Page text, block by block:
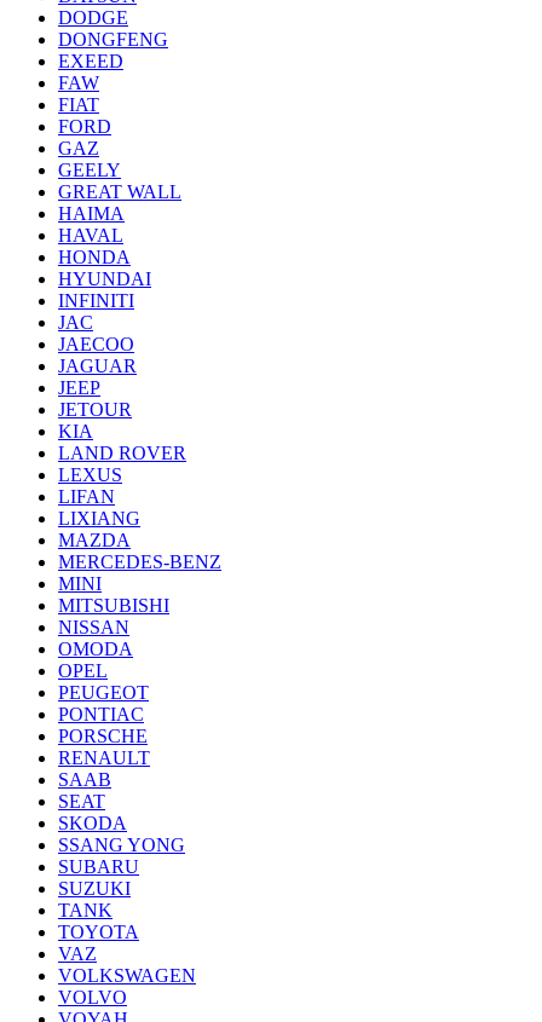
DODGE
DONGFENG
EXEED
FAW
FIAT
FORD
GAZ
GEELY
GREAT WALL
HAIMA
HAVAL
HONDA
HYUNDAI
INFINITI
JAC
JAECOO
JAGUAR
JEEP
JETOUR
KIA
LAND ROVER
LEXUS
LIFAN
LIXIANG
MAZDA
MERCEDES-BENZ
MINI
MITSUBISHI
NISSAN
OMODA
OPEL
PEUGEOT
PONTIAC
PORSCHE
RENAULT
SAAB
SEAT
SKODA
SSANG YONG
SUBARU
SUZUKI
TANK
TOYOTA
VAZ
VOLKSWAGEN
VOLVO